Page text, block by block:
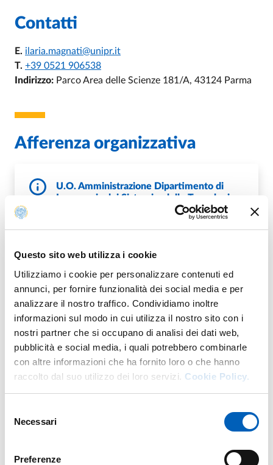
Questo sito web utilizza i cookie
Utilizziamo i cookie per personalizzare contenuti ed
annunci, per fornire funzionalità dei social media e per
analizzare il nostro traffico. Condividiamo inoltre
informazioni sul modo in cui utilizza il nostro sito con i
nostri partner che si occupano di analisi dei dati web,
pubblicità e social media, i quali potrebbero combinarle
con altre informazioni che ha fornito loro o che hanno
raccolto dal suo utilizzo dei loro servizi. Cookie Policy.
delNecessari
Preferenze
Contatti
E. ilaria.magnati@unipr.it
T. +39 0521 906538
Indirizzo: Parco Area delle Scienze 181/A, 43124 Parma
Afferenza organizzativa
U.O. Amministrazione Dipartimento di
Ingegneria dei Sistemi e delle Tecnologie
VAI ALLA SCHEDA DI U.O. AMMINISTRAZIONE
Altro personale della struttura a questo
indirizzo
Personale tecnico amministrativo